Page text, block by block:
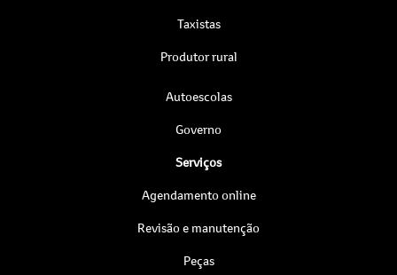
Taxistas
Produtor rural
Autoescolas
Governo
Serviços
Agendamento online
Revisão e manutenção
Peças